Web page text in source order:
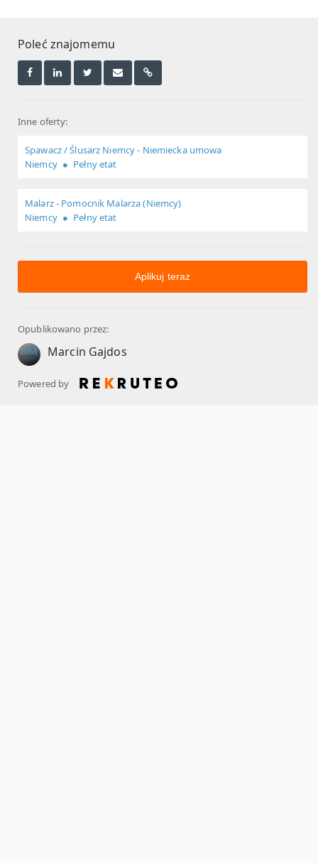
Poleć znajomemu
Inne oferty:
Spawacz / Ślusarz Niemcy - Niemiecka umowa
Niemcy
Pełny etat
Malarz - Pomocnik Malarza (Niemcy)
Niemcy
Pełny etat
Aplikuj teraz
Opublikowano przez:
Marcin Gajdos
Powered by